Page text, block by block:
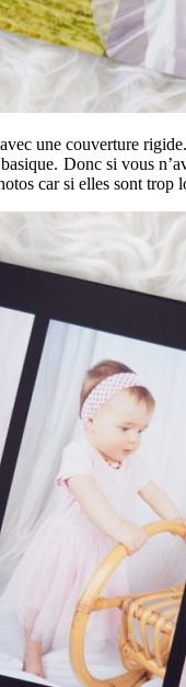
une couverture
Donc si vous
car si elles sont trop